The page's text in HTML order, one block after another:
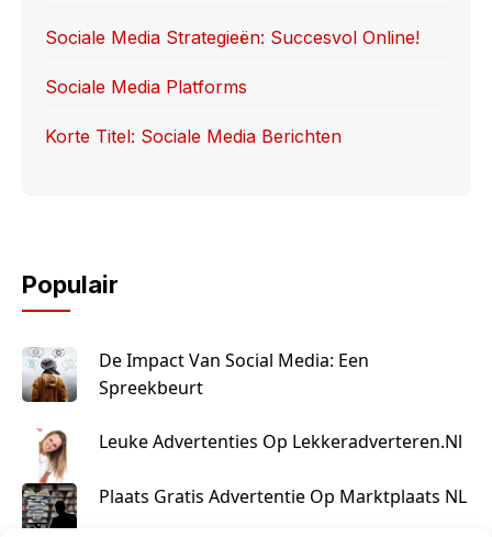
Sociale Media Strategieën: Succesvol Online!
Sociale Media Platforms
Korte Titel: Sociale Media Berichten
Populair
De Impact Van Social Media: Een
Spreekbeurt
Leuke Advertenties Op Lekkeradverteren.nl
Plaats Gratis Advertentie Op Marktplaats NL